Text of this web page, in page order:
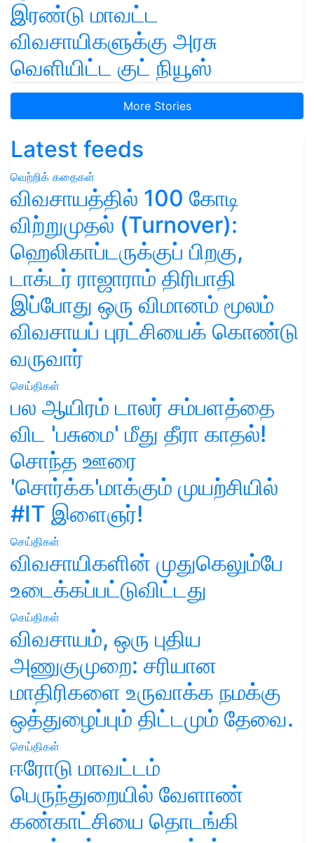
இரண்டு மாவட்ட
விவசாயிகளுக்கு அரசு
வெளியிட்ட குட் நியூஸ்
More Stories
Latest feeds
வெற்றிக் கதைகள்
விவசாயத்தில் 100 கோடி
விற்றுமுதல் (Turnover):
ஹெலிகாப்டருக்குப் பிறகு,
டாக்டர் ராஜாராம் திரிபாதி
இப்போது ஒரு விமானம் மூலம்
விவசாயப் புரட்சியைக் கொண்டு
வருவார்
செய்திகள்
பல ஆயிரம் டாலர் சம்பளத்தை
விட 'பசுமை' மீது தீரா காதல்!
சொந்த ஊரை
'சொர்க்க'மாக்கும் முயற்சியில்
#IT இளைஞர்!
செய்திகள்
விவசாயிகளின் முதுகெலும்பே
உடைக்கப்பட்டுவிட்டது
செய்திகள்
விவசாயம், ஒரு புதிய
அணுகுமுறை: சரியான
மாதிரிகளை உருவாக்க நமக்கு
ஒத்துழைப்பும் திட்டமும் தேவை.
செய்திகள்
ஈரோடு மாவட்டம்
பெருந்துறையில் வேளாண்
கண்காட்சியை தொடங்கி